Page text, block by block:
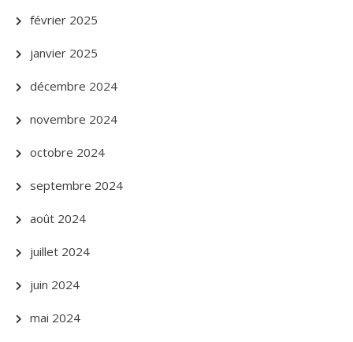
février 2025
janvier 2025
décembre 2024
novembre 2024
octobre 2024
septembre 2024
août 2024
juillet 2024
juin 2024
mai 2024